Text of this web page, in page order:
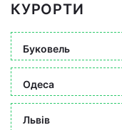
КУРОРТИ
Буковель
Одеса
Львів